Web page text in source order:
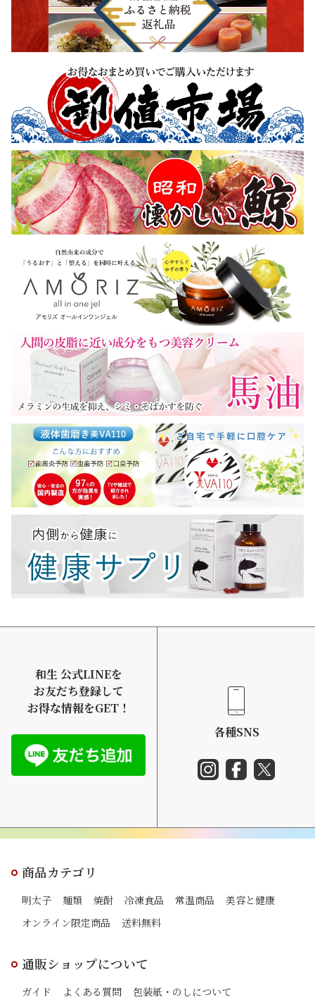
和生 公式LINEを
お友だち登録して
お得な情報をGET！
各種SNS
商品カテゴリ
明太子 麺類 焼酎 冷凍食品 常温商品
美容と健康
オンライン限定商品
送料無料
通販ショップについて
ガイド よくある質問 包装紙・のしについて